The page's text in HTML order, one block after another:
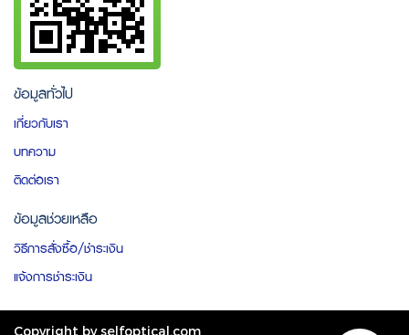
ข้อมูลทั่วไป
เกี่ยวกับเรา
บทความ
ติดต่อเรา
ข้อมูลช่วยเหลือ
วิธีการสั่งซื้อ/ชำระเงิน
แจ้งการชำระเงิน
Copyright by selfoptical.com